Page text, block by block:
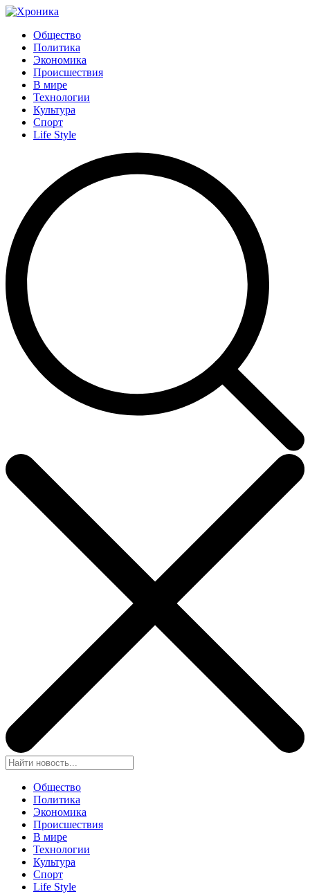
Общество
Политика
Экономика
Происшествия
В мире
Технологии
Культура
Спорт
Life Style
Общество
Политика
Экономика
Происшествия
В мире
Технологии
Культура
Спорт
Life Style